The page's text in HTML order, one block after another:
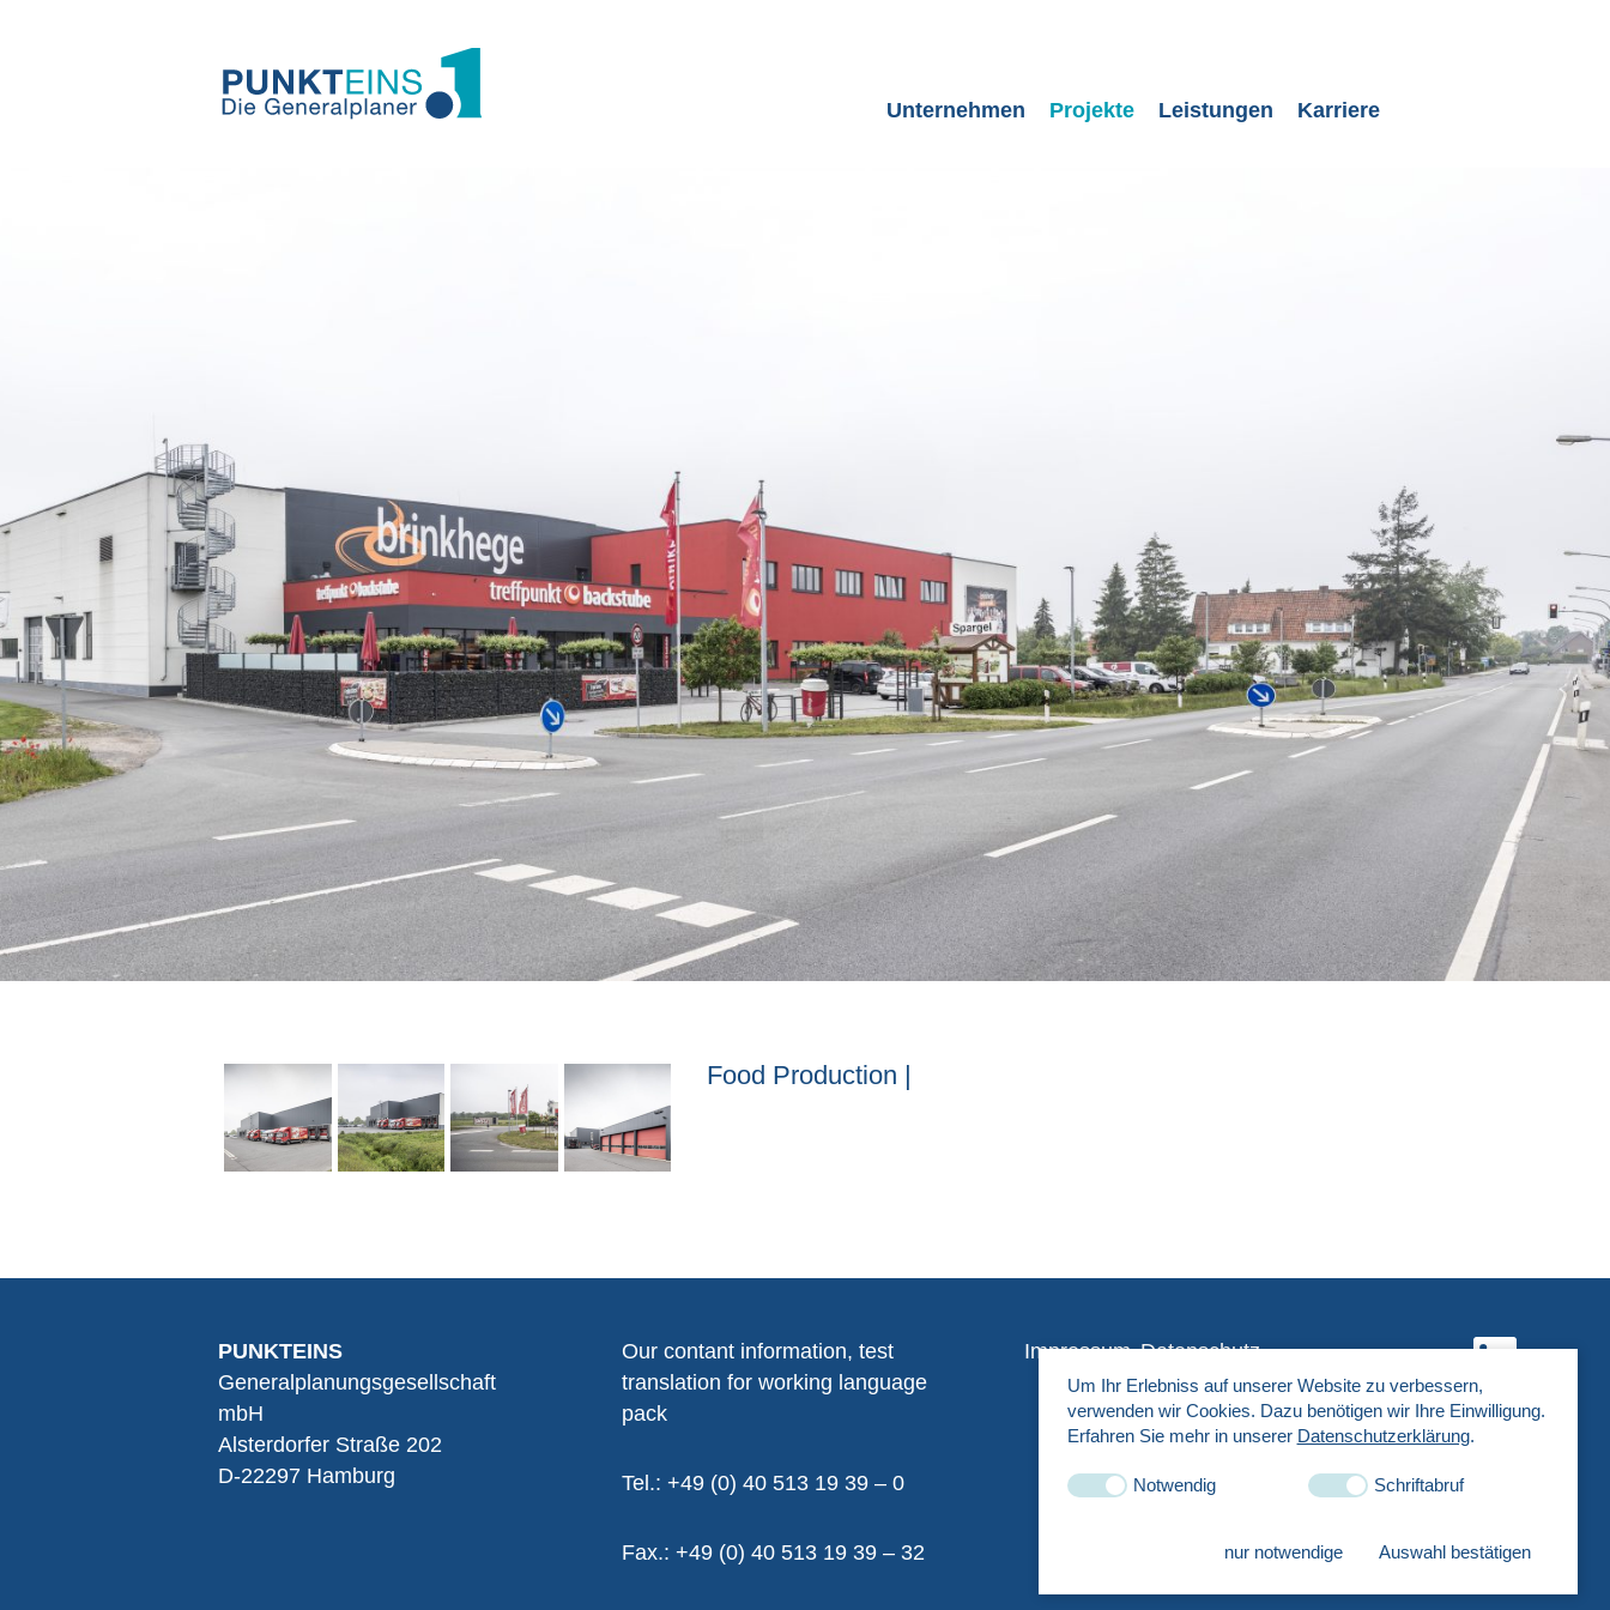
Unternehmen Projekte Leistungen Karriere
Food Production |
PUNKTEINS
Generalplanungsgesellschaft
mbH
Alsterdorfer Straße 202
D-22297 Hamburg
Our contant information, test
translation for working language
pack
Tel.: +49 (0) 40 513 19 39 – 0
Fax.: +49 (0) 40 513 19 39 – 32
Impressum Datenschutz
Um Ihr Erlebniss auf unserer Website zu verbessern,
verwenden wir Cookies. Dazu benötigen wir Ihre Einwilligung.
Erfahren Sie mehr in unserer Datenschutzerklärung.
Notwendig Schriftabruf
nur notwendige Auswahl bestätigen